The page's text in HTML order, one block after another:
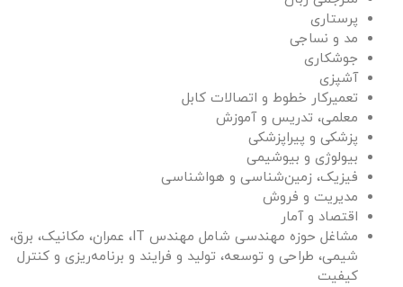
پرستاری
مد و نساجی
جوشکاری
آشپزی
تعمیرکار خطوط و اتصالات کابل
معلمی، تدریس و آموزش
پزشکی و پیراپزشکی
بیولوژی و بیوشیمی
فیزیک، زمین‌شناسی و هواشناسی
مدیریت و فروش
اقتصاد و آمار
مشاغل حوزه مهندسی شامل مهندس IT، عمران، مکانیک، برق،
شیمی، طراحی و توسعه، تولید و فرایند و برنامه‌ریزی و کنترل
کیفیت